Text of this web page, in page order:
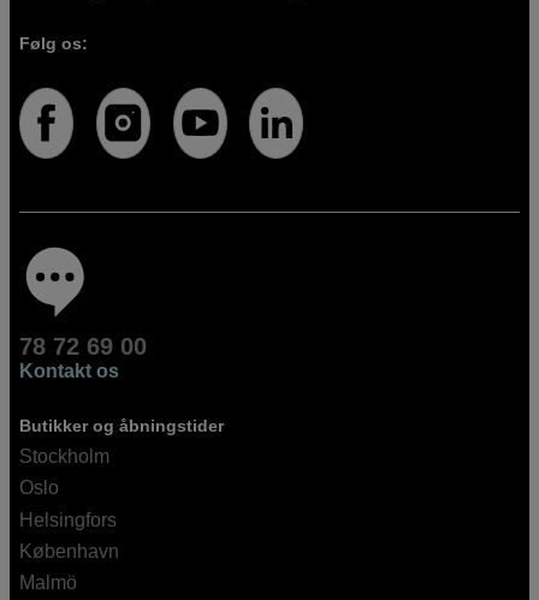
Følg os:
78 72 69 00
Kontakt os
Butikker og åbningstider
Stockholm
Oslo
Helsingfors
København
Malmö